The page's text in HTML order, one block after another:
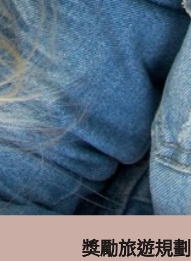
獎勵旅遊規劃